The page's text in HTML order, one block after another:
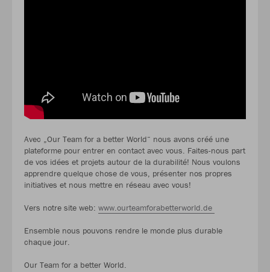
Avec „Our Team for a better World“ nous avons créé une
plateforme pour entrer en contact avec vous. Faites-nous part
de vos idées et projets autour de la durabilité! Nous voulons
apprendre quelque chose de vous, présenter nos propres
initiatives et nous mettre en réseau avec vous!
Vers notre site web: www.ourteamforabetterworld.de
Ensemble nous pouvons rendre le monde plus durable
chaque jour.
Our Team for a better World.